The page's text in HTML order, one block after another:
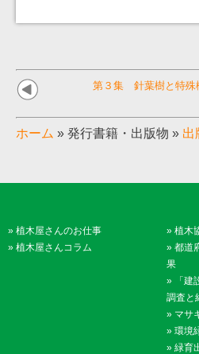
第３集 針葉樹と特殊
ホーム » 発行書籍・出版物 » 出
» 植木屋さんのお仕事
» 植木屋さんコラム
» 植木
» 都道
果
»
「
調査と
» マサ
» 環境
» 緑育